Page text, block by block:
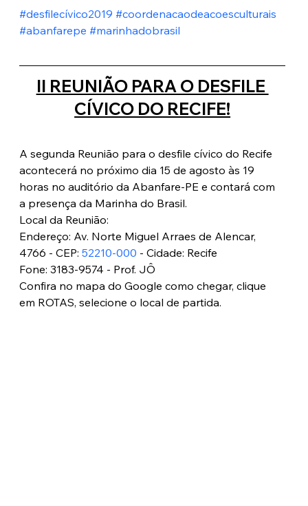
#desfilecívico2019 #coordenacaodeacoesculturais
#abanfarepe #marinhadobrasil
II REUNIÃO PARA O DESFILE
CÍVICO DO RECIFE!
A segunda Reunião para o desfile cívico do Recife
acontecerá no próximo dia 15 de agosto às 19
horas no auditório da Abanfare-PE e contará com
a presença da Marinha do Brasil.
Local da Reunião:
Endereço: Av. Norte Miguel Arraes de Alencar,
4766 - CEP: 52210-000 - Cidade: Recife
Fone: 3183-9574 - Prof. JÔ
Confira no mapa do Google como chegar, clique
em ROTAS, selecione o local de partida.